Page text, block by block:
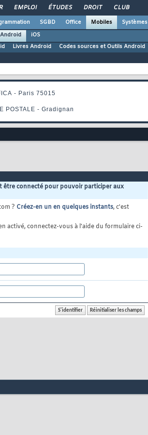
EMPLOI ÉTUDES DROIT CLUB
SGBD Office Mobiles
Systèmes
Android
iOS
Livres Android Codes sources et Outils Android
être connecté pour pouvoir participer aux
? Créez-en un en quelques instants, c'est
activé, connectez-vous à l'aide du formulaire ci-